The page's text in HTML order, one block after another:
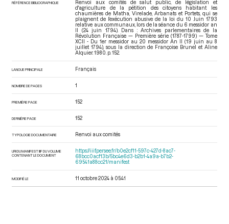
RÉFÉRENCE BIBLIOGRAPHIQUE
Renvoi aux comités de salut public, de législation et
d'agriculture de la pétition des citoyens habitant les
chaumières de Matha, Virelade, Arbanats et Portets, qui se
plaignent de l’exécution abusive de la loi du 10 Juin 1793
relative aux communaux, lors de la séance du 6 messidor an
II (24 juin 1794). Dans : Archives parlementaires de la
Révolution Française — Première série (1787-1799) — Tome
XCII - Du 1er messidor au 20 messidor An II (19 juin au 8
juillet 1794) , sous la direction de Françoise Brunel et Aline
Alquier. 1980. p. 152.
LANGUE PRINCIPALE Français
NOMBRE DE PAGES 1
PREMIÈRE PAGE 152
DERNIÈRE PAGE 152
TYPOLOGIE DOCUMENTAIRE Renvoi aux comités
URI DU MANIFEST IIIF DU VOLUME
CONTENANT LE DOCUMENT
https://iiif.persee.fr/b0e2cf11-597c-427d-8ac7-
68bcc0acf13b/5bc4e6d3-b2b1-4a9a-b7b2-
69541a88cc21/manifest
MODIFIÉ LE 11 octobre 2024 à 05:41